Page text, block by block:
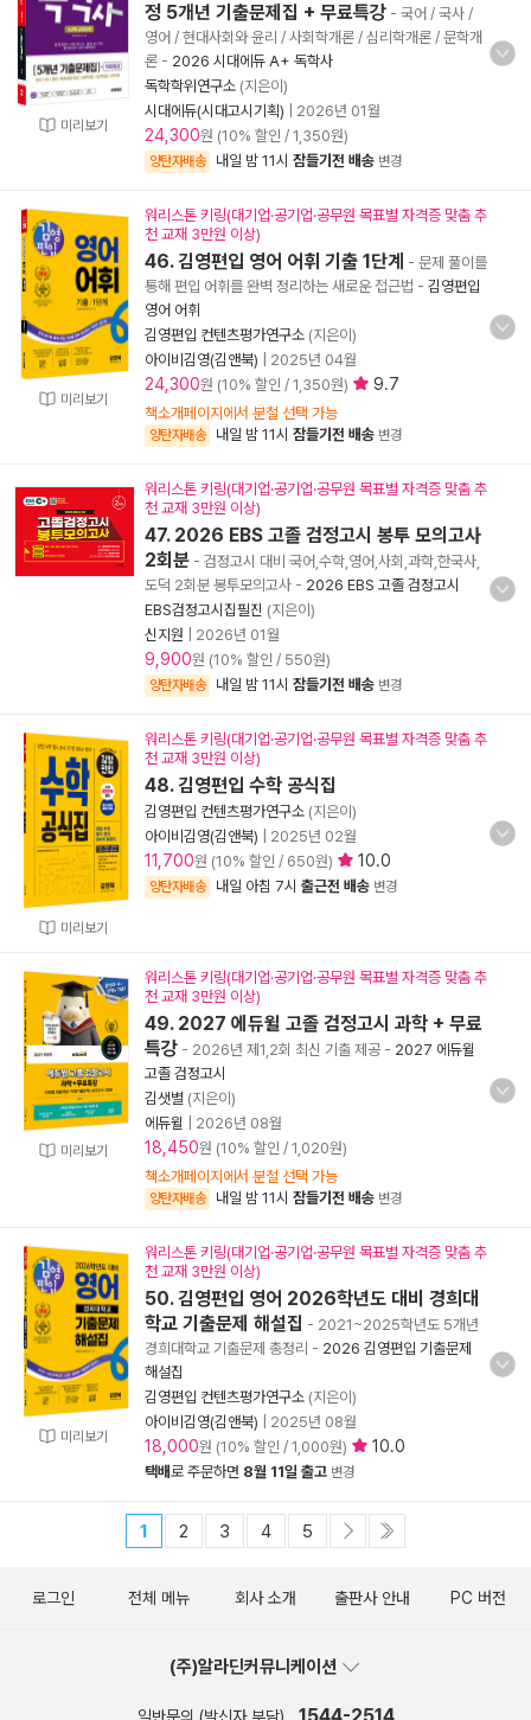
미리보기
정 5개년 기출문제집 + 무료특강 - 국어 / 국사 /
영어 / 현대사회와 윤리 / 사회학개론 / 심리학개론 / 문학개
론 - 2026 시대에듀 A+ 독학사
독학학위연구소 (지은이)
시대에듀(시대고시기획)
2026년 01월
24,300원 (10% 할인 / 1,350원)
양탄자배송 내일 밤 11시 잠들기전 배송 변경
미리보기
워리스톤 키링(대기업·공기업·공무원 목표별 자격증 맞춤 추
천 교재 3만원 이상)
46. 김영편입 영어 어휘 기출 1단계 - 문제 풀이를
통해 편입 어휘를 완벽 정리하는 새로운 접근법 - 김영편입
영어 어휘
김영편입 컨텐츠평가연구소 (지은이)
아이비김영(김앤북)
2025년 04월
24,300원 (10% 할인 / 1,350원) 9.7
책소개페이지에서 분철 선택 가능
양탄자배송 내일 밤 11시 잠들기전 배송 변경
워리스톤 키링(대기업·공기업·공무원 목표별 자격증 맞춤 추
천 교재 3만원 이상)
47. 2026 EBS 고졸 검정고시 봉투 모의고사
2회분 - 검정고시 대비 국어,수학,영어,사회,과학,한국사,
도덕 2회분 봉투모의고사 - 2026 EBS 고졸 검정고시
EBS검정고시집필진 (지은이)
신지원
2026년 01월
9,900원 (10% 할인 / 550원)
양탄자배송 내일 밤 11시 잠들기전 배송 변경
미리보기
워리스톤 키링(대기업·공기업·공무원 목표별 자격증 맞춤 추
천 교재 3만원 이상)
48. 김영편입 수학 공식집
김영편입 컨텐츠평가연구소 (지은이)
아이비김영(김앤북)
2025년 02월
11,700원 (10% 할인 / 650원) 10.0
양탄자배송 내일 아침 7시 출근전 배송 변경
미리보기
워리스톤 키링(대기업·공기업·공무원 목표별 자격증 맞춤 추
천 교재 3만원 이상)
49. 2027 에듀윌 고졸 검정고시 과학 + 무료
특강 - 2026년 제1,2회 최신 기출 제공 - 2027 에듀윌
고졸 검정고시
김샛별 (지은이)
에듀윌
2026년 08월
18,450원 (10% 할인 / 1,020원)
책소개페이지에서 분철 선택 가능
양탄자배송 내일 밤 11시 잠들기전 배송 변경
미리보기
워리스톤 키링(대기업·공기업·공무원 목표별 자격증 맞춤 추
천 교재 3만원 이상)
50. 김영편입 영어 2026학년도 대비 경희대
학교 기출문제 해설집 - 2021~2025학년도 5개년
경희대학교 기출문제 총정리 - 2026 김영편입 기출문제
해설집
김영편입 컨텐츠평가연구소 (지은이)
아이비김영(김앤북)
2025년 08월
18,000원 (10% 할인 / 1,000원) 10.0
택배로 주문하면 8월 11일 출고 변경
1 2 3 4 5
로그인 전체 메뉴 회사 소개 출판사 안내 PC 버전
(주)알라딘커뮤니케이션